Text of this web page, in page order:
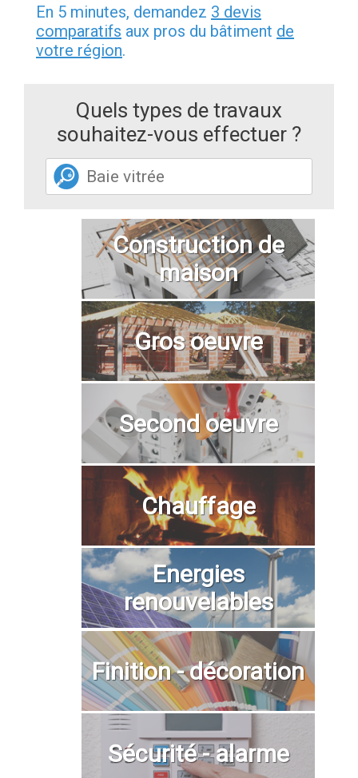
En 5 minutes, demandez 3 devis
comparatifs aux pros du bâtiment de
votre région.
Quels types de travaux
souhaitez-vous effectuer ?
Construction de
maison
Gros oeuvre
Second oeuvre
Chauffage
Energies
renouvelables
Finition - décoration
Sécurité - alarme